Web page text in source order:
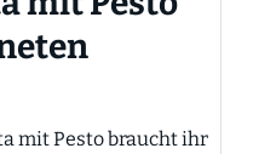
mit Pesto braucht ihr